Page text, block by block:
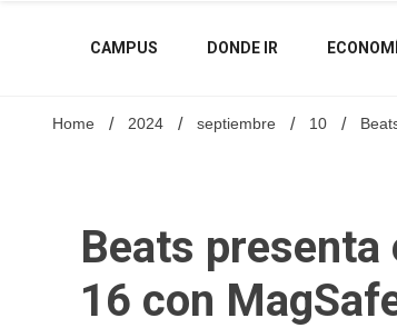
CAMPUS DONDE IR
Home 2024 septiembre 10
Beats presenta
16 con